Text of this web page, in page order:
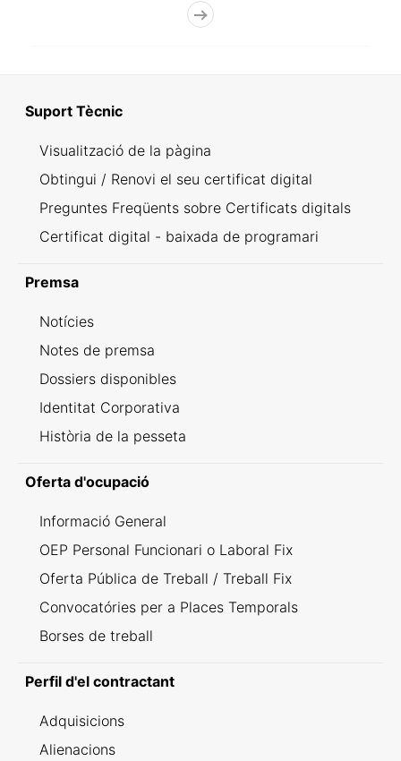
Suport Tècnic
Visualització de la pàgina
Obtingui / Renovi el seu certificat digital
Preguntes Freqüents sobre Certificats digitals
Certificat digital - baixada de programari
Premsa
Notícies
Notes de premsa
Dossiers disponibles
Identitat Corporativa
Història de la pesseta
Oferta d'ocupació
Informació General
OEP Personal Funcionari o Laboral Fix
Oferta Pública de Treball / Treball Fix
Convocatóries per a Places Temporals
Borses de treball
Perfil d'el contractant
Adquisicions
Alienacions